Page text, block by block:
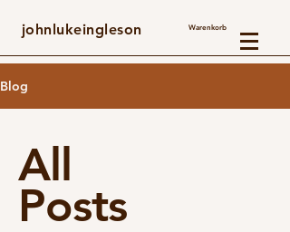
johnlukeingleson Warenkorb
Blog
All
Posts